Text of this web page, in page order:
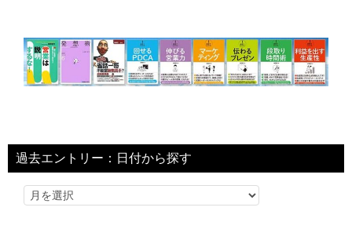
過去エントリー：日付から探す